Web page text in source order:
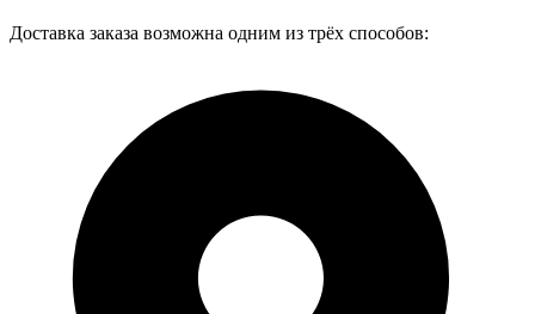
Доставка заказа возможна одним из трёх способов: